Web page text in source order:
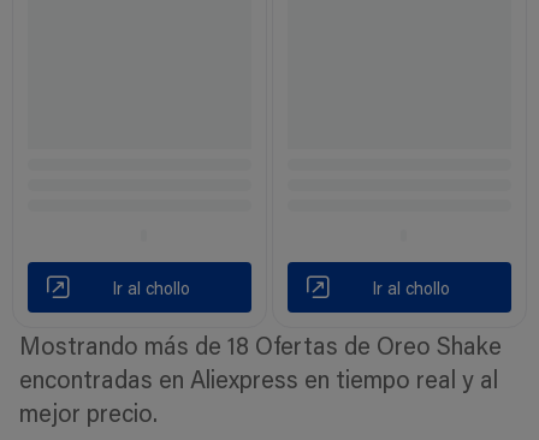
Ir al chollo Ir al chollo
Mostrando más de 18 Ofertas de Oreo Shake
encontradas en Aliexpress en tiempo real y al
mejor precio.